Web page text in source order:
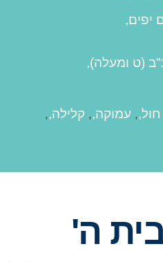
יפים
(ט ומעלה)
חול , עמוקה , קלילה ,
ה'